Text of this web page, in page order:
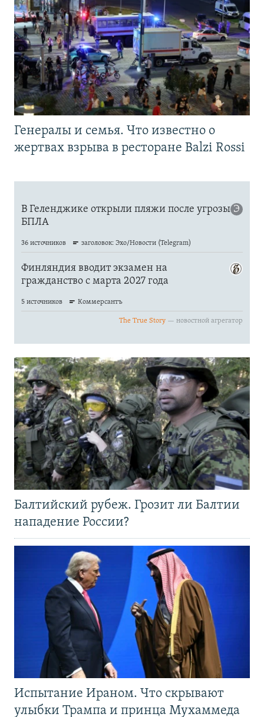
Генералы и семья. Что известно о
жертвах взрыва в ресторане Balzi Rossi
Балтийский рубеж. Грозит ли Балтии
нападение России?
Испытание Ираном. Что скрывают
улыбки Трампа и принца Мухаммеда